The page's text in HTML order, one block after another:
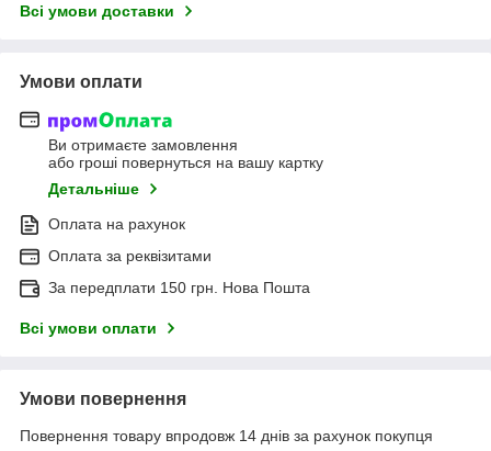
Всі умови доставки
Умови оплати
Ви отримаєте замовлення
або гроші повернуться на вашу картку
Детальніше
Оплата на рахунок
Оплата за реквізитами
За передплати 150 грн. Нова Пошта
Всі умови оплати
Умови повернення
Повернення товару впродовж 14 днів за рахунок покупця